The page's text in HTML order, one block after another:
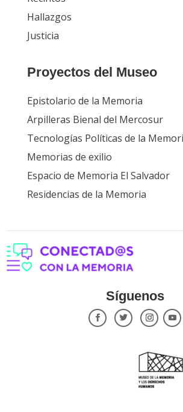
Recintos
Hallazgos
Epistolario de la Memoria
Arpilleras Bienal del Mercosur
Tecnologías Políticas de la Memoria
Memorias de exilio
Espacio de Memoria El Salvador
Síguenos